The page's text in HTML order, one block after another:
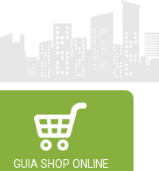
GUIA SHOP ONLINE